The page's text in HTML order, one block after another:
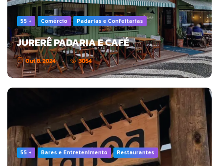
55 + Comércio Padarias e Confeitarias
JURERÊ PADARIA E CAFÉ
Out 8, 2024 3054
55 + Bares e Entretenimento Restaurantes